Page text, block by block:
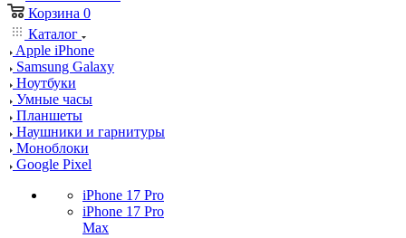
Корзина 0
Каталог
Apple iPhone
Samsung Galaxy
Ноутбуки
Умные часы
Планшеты
Наушники и гарнитуры
Моноблоки
Google Pixel
iPhone 17 Pro
iPhone 17 Pro
Max